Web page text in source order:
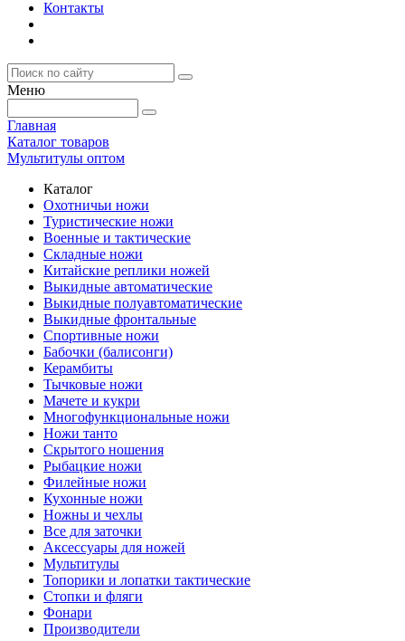
Контакты
Меню
Главная
Каталог товаров
Мультитулы оптом
Каталог
Охотничьи ножи
Туристические ножи
Военные и тактические
Складные ножи
Китайские реплики ножей
Выкидные автоматические
Выкидные полуавтоматические
Выкидные фронтальные
Спортивные ножи
Бабочки (балисонги)
Керамбиты
Тычковые ножи
Мачете и кукри
Многофункциональные ножи
Ножи танто
Скрытого ношения
Рыбацкие ножи
Филейные ножи
Кухонные ножи
Ножны и чехлы
Все для заточки
Аксессуары для ножей
Мультитулы
Топорики и лопатки тактические
Стопки и фляги
Фонари
Производители